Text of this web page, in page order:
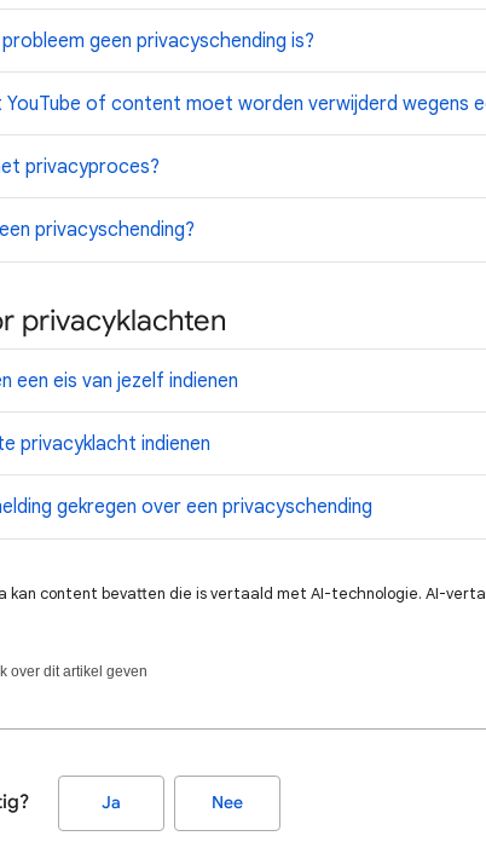
geen privacyschending is?
YouTube of content moet worden verwijderd wegens
privacyproces?
privacyschending?
privacyklachten
een eis van jezelf indienen
privacyklacht indienen
gekregen over een privacyschending
kan content bevatten die is vertaald met AI-technologie. AI-
over dit artikel geven
Ja Nee